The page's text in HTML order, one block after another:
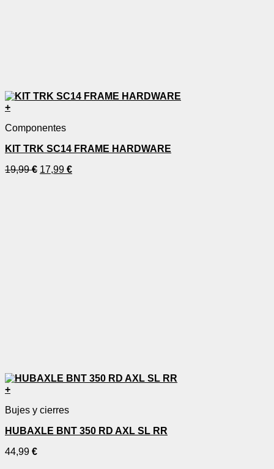
+
Componentes
KIT TRK SC14 FRAME HARDWARE
19,99€ 17,99 €
+
Bujes y cierres
HUBAXLE BNT 350 RD AXL SL RR
44,99 €